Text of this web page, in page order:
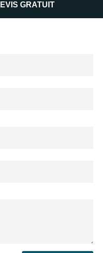
GRATUIT